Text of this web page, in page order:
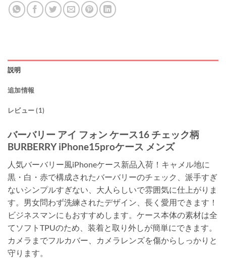
説明
追加情報
レビュー (1)
バーバリー アイ フォン ケース16 チェック柄
BURBERRY iPhone15proケース メンズ
人気バーバリー風iPhoneケース新品入荷！キャメル地に
黒・白・赤で構成されたバーバリーのチェック、派手すぎ
ないシンプルすぎない、大人らしいで雰囲気に仕上がりま
す。男女問わず洗練されたデザイン、長く愛用できます！
ビジネスマンにもおすすめします。ケース本体の素材は全
てソフトTPUのため、装着と取り外しが簡単にできます。
カメラまでフルカバー、カメラレンズを傷からしっかりと
守ります。